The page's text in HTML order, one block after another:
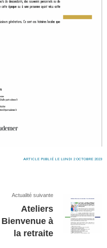
ARTICLE PUBLIÉ LE LUNDI 2 OCTOBRE 2023
Actualité suivante
Ateliers
Bienvenue à
la retraite